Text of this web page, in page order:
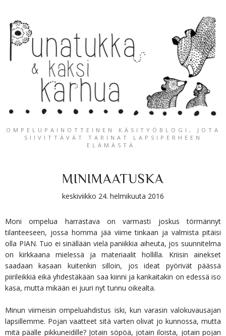
OMPELUPAINOTTEINEN KÄSITYÖBLOGI, JOTA
SIIVITTÄVÄT TARINAT LAPSIPERHEEN
ELÄMÄSTÄ.
MINIMAATUSKA
keskiviikko 24. helmikuuta 2016
Moni ompelua harrastava on varmasti joskus törmännyt
tilanteeseen, jossa homma jää viime tinkaan ja valmista pitäisi
olla PIAN. Tuo ei sinällään vielä paniikkia aiheuta, jos suunnitelma
on kirkkaana mielessä ja materiaalit hollilla. Kriisin ainekset
saadaan kasaan kuitenkin silloin, jos ideat pyörivät päässä
piirileikkiä eikä yhdestäkään saa kiinni ja kankaitakin on edessä iso
kasa, mutta mikään ei juuri nyt tunnu oikealta.
Minun viimeisin ompeluahdistus iski, kun varasin valokuvausajan
lapsillemme. Pojan vaatteet sitä varten olivat jo kunnossa, mutta
mitä päälle pikkuneidille? Jotain söpöä, jotain iloista, jotain pojan